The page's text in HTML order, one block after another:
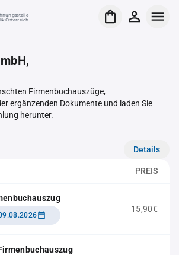
Österreich
Firmenbuchauszüge,
ergänzenden Dokumente und laden Sie
herunter.
Details
PREIS
15,90€